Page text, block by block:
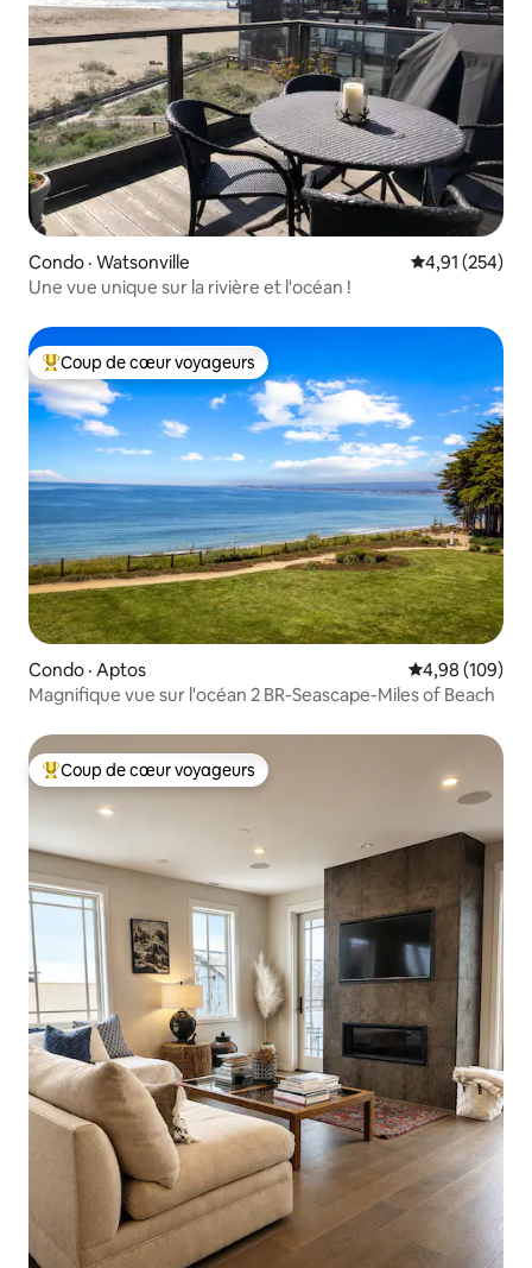
Condo · Watsonville Note
4,91 (254)
Une vue unique sur la rivière et l'océan !
Coup de cœur voyageurs parmi les plus aimés
Coup de cœur voyageurs
Condo · Aptos Note
4,98 (109)
Magnifique vue sur l'océan 2 BR-Seascape-Miles of Beach
Coup de cœur voyageurs parmi les plus aimés
Coup de cœur voyageurs